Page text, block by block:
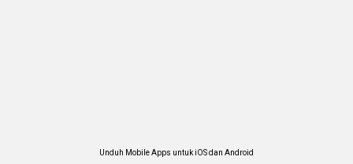
Unduh Mobile Apps untuk iOS dan Android